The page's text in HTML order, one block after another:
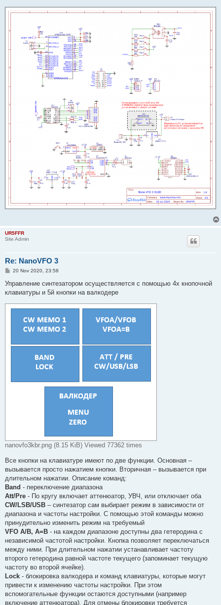
UR5FFR
Site Admin
Re: NanoVFO 3
P
s
t
20 Nov 2020, 23:58
Управление синтезатором осуществляется с помощью 4х кнопочной
клавиатуры и 5й кнопки на валкодере
nanovfo3kbr.png (8.15 KiB) Viewed 77362 times
Все кнопки на клавиатуре имеют по две функции. Основная –
вызывается просто нажатием кнопки. Вторичная – вызывается при
длительном нажатии. Описание команд:
Band - переключение диапазона
Att/Pre - По кругу включает аттенюатор, УВЧ, или отключает оба
CW/LSB/USB – синтезатор сам выбирает режим в зависимости от
диапазона и частоты настройки. С помощью этой команды можно
принудительно изменить режим на требуемый
VFO A/B, A=B - на каждом диапазоне доступны два гетеродина с
независимой частотой настройки. Кнопка позволяет переключаться
между ними. При длительном нажатии устанавливает частоту
второго гетеродина равной частоте текущего (запоминает текущую
частоту во второй ячейке).
Lock - блокировка валкодера и команд клавиатуры, которые могут
привести к изменению частоты настройки. При этом
вспомогательные функции остаются доступными (например
включение аттенюатора). Для отмены блокировки требуется